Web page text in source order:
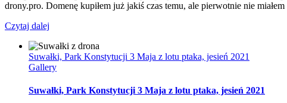
drony.pro. Domenę kupiłem już jakiś czas temu, ale pierwotnie nie
Czytaj dalej
Suwałki, Park Konstytucji 3 Maja z lotu ptaka, jesień 2021
Gallery
Suwałki, Park Konstytucji 3 Maja z lotu ptaka, jesień 2021